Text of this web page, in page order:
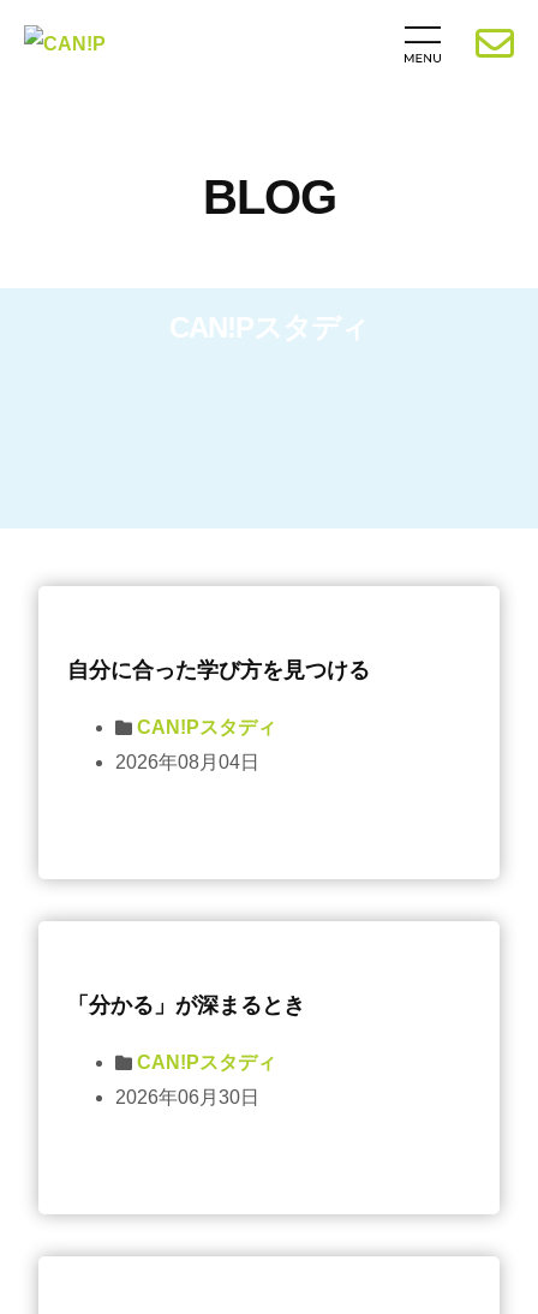
BLOG
CAN!Pスタディ
自分に合った学び方を見つける
CAN!Pスタディ
2026年08月04日
「分かる」が深まるとき
CAN!Pスタディ
2026年06月30日